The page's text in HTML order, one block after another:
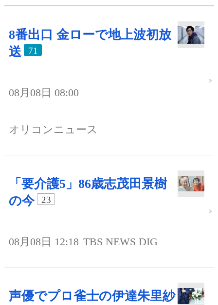
8番出口 金ローで地上波初放
送
71
08月08日 08:00
オリコンニュース
「要介護5」86歳志茂田景樹
の今
23
08月08日 12:18 TBS NEWS DIG
声優でプロ雀士の伊達朱里紗